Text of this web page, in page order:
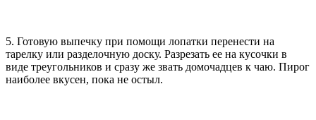
5. Готовую выпечку при помощи лопатки перенести на
тарелку или разделочную доску. Разрезать ее на кусочки в
виде треугольников и сразу же звать домочадцев к чаю. Пирог
наиболее вкусен, пока не остыл.